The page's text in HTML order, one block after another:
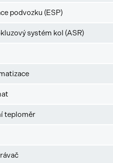
podvozku (ESP)
systém kol (ASR)
teploměr